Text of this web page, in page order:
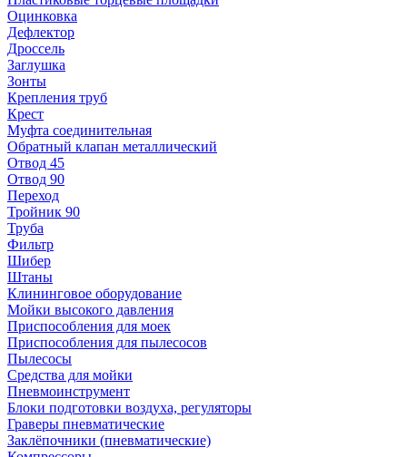
Оцинковка
Дефлектор
Дроссель
Заглушка
Зонты
Крепления труб
Крест
Муфта соединительная
Обратный клапан металлический
Отвод 45
Отвод 90
Переход
Тройник 90
Труба
Фильтр
Шибер
Штаны
Клининговое оборудование
Мойки высокого давления
Приспособления для моек
Приспособления для пылесосов
Пылесосы
Средства для мойки
Пневмоинструмент
Блоки подготовки воздуха, регуляторы
Граверы пневматические
Заклёпочники (пневматические)